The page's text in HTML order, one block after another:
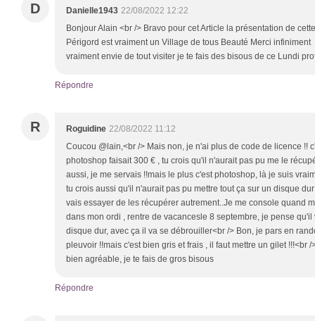
D Danielle1943 22/08/2022 12:22
Bonjour Alain <br /> Bravo pour cet Article la présentation de
Périgord est vraiment un Village de tous Beauté Merci
vraiment envie de tout visiter je te fais des bisous de ce Lundi
Répondre
R Roguidine 22/08/2022 11:12
Coucou @lain,<br /> Mais non, je n'ai plus de code de licence !!
photoshop faisait 300 € , tu crois qu'il n'aurait pas pu me le
aussi, je me servais !!mais le plus c'est photoshop, là je suis
tu crois aussi qu'il n'aurait pas pu mettre tout ça sur un disque
vais essayer de les récupérer autrement..Je me console quand
dans mon ordi , rentre de vacancesle 8 septembre, je pense
disque dur, avec ça il va se débrouiller<br /> Bon, je pars en
pleuvoir !!mais c'est bien gris et frais , il faut mettre un gilet !!!<br
bien agréable, je te fais de gros bisous
Répondre